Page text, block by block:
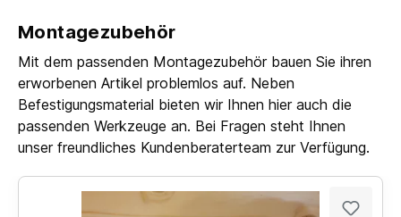
Montagezubehör
Mit dem passenden Montagezubehör bauen Sie ihren
erworbenen Artikel problemlos auf. Neben
Befestigungsmaterial bieten wir Ihnen hier auch die
passenden Werkzeuge an. Bei Fragen steht Ihnen
unser freundliches Kundenberaterteam zur Verfügung.